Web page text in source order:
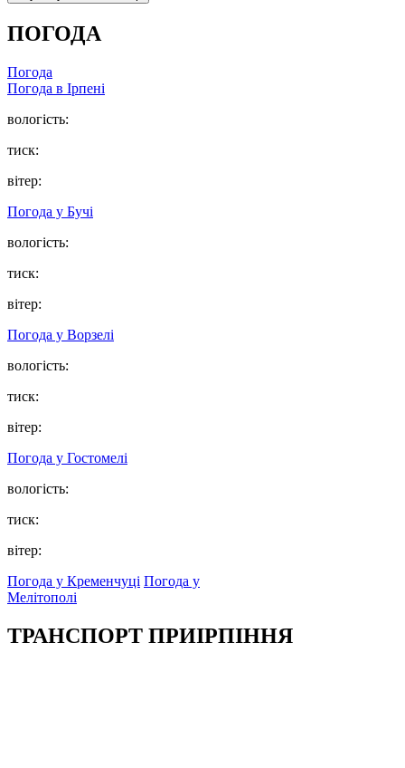
ПОГОДА
Погода
Погода в Ірпені
вологість:
тиск:
вітер:
Погода у Бучі
вологість:
тиск:
вітер:
Погода у Ворзелі
вологість:
тиск:
вітер:
Погода у Гостомелі
вологість:
тиск:
вітер:
Погода у Кременчуці Погода у
Мелітополі
ТРАНСПОРТ ПРИІРПІННЯ